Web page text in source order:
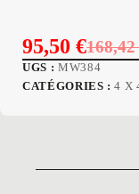
168,42
Le
prix
95,50 €Le
prix
UGS : MW384
CATÉGORIES :4 X